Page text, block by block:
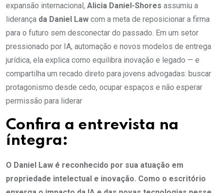
expansão internacional, Alicia Daniel-Shores assumiu a
liderança da Daniel Law com a meta de reposicionar a firma
para o futuro sem desconectar do passado. Em um setor
pressionado por IA, automação e novos modelos de entrega
jurídica, ela explica como equilibra inovação e legado — e
compartilha um recado direto para jovens advogadas: buscar
protagonismo desde cedo, ocupar espaços e não esperar
permissão para liderar
Confira a entrevista na
íntegra:
O Daniel Law é reconhecido por sua atuação em
propriedade intelectual e inovação. Como o escritório